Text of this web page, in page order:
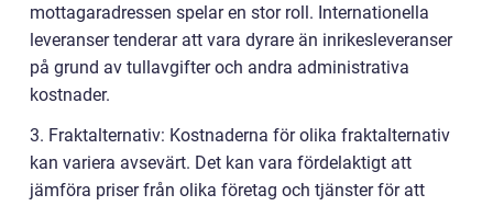
mottagaradressen spelar en stor roll. Internationella
leveranser tenderar att vara dyrare än inrikesleveranser
på grund av tullavgifter och andra administrativa
kostnader.
3. Fraktalternativ: Kostnaderna för olika fraktalternativ
kan variera avsevärt. Det kan vara fördelaktigt att
jämföra priser från olika företag och tjänster för att